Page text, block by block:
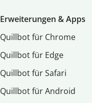
Erweiterungen & Apps
Quillbot für Chrome
Quillbot für Edge
Quillbot für Safari
Quillbot für Android